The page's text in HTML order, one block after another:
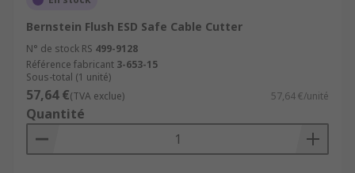
Bernstein Flush ESD Safe Cable Cutter
N° de stock RS 499-9128
Référence fabricant 3-653-15
Sous-total (1 unité)
57,64 €(TVA exclue) 57,64 €/unité
Quantité